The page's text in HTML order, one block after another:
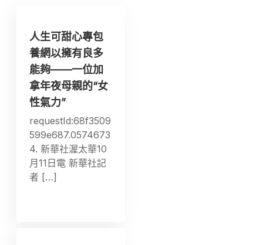
人生可甜心專包
養網以擁有良多
能夠——一位加
拿年夜母親的“女
性氣力”
requestId:68f3509
599e687.0574673
4. 新華社渥太華10
月11日電 新華社記
者 […]